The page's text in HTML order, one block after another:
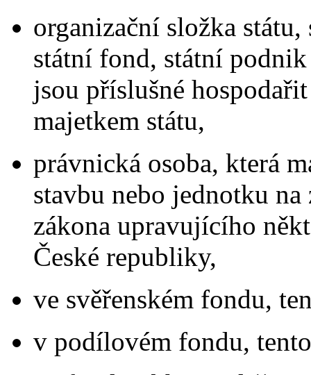
organizační složka
státní fond, státní
jsou příslušné
majetkem státu,
právnická osoba, která
stavbu nebo jednotku
zákona upravujícího
České republiky,
ve svěřenském fondu,
v podílovém fondu,